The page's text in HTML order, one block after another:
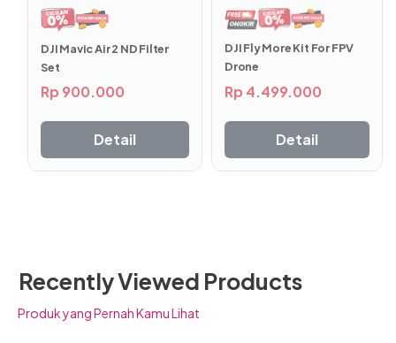
Battery Cell Damage Protection
: jika ada sel baterai yang
rusak, akan muncul peringatan di kacamata (goggles)
agar pengguna dapat mengambil tindakan.
DJI Mavic Air 2 ND Filter
Set
Rp 900.000
Detail
DJI Fly More Kit For FPV
Drone
Rp 4.499.000
Detail
Recently Viewed Products
Produk yang Pernah Kamu Lihat